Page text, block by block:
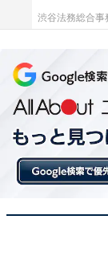
渋谷法務総合事